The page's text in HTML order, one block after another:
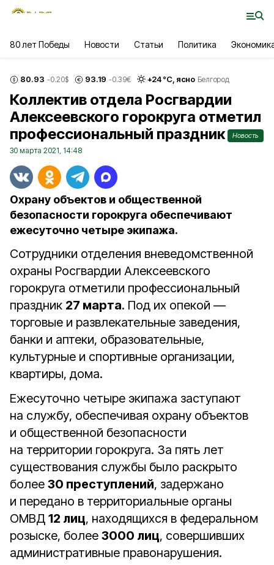
80 лет Победы Новости Статьи Политика
80.93 -0.20$ 93.19 -0.39€ +24°С, ясно Белгород
Коллектив отдела Росгвардии
Алексеевского горокруга отметил
профессиональный праздник
Новость
30 марта 2021, 14:48
Охрану объектов и общественной
безопасности горокруга обеспечивают
ежесуточно четыре экипажа.
Сотрудники отделения вневедомственной
охраны Росгвардии Алексеевского
горокруга отметили профессиональный
праздник 27 марта. Под их опекой —
торговые и развлекательные заведения,
банки и аптеки, образовательные,
культурные и спортивные организации,
квартиры, дома.
Ежесуточно четыре экипажа заступают
на службу, обеспечивая охрану объектов
и общественной безопасности
на территории горокруга. За пять лет
существования службы было раскрыто
более 30 преступлений, задержано
и передано в территориальные органы
ОМВД 12 лиц, находящихся в федеральном
розыске, более 3000 лиц, совершивших
административные правонарушения.